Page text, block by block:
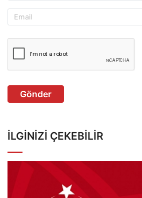
Gönder
İLGINIZI ÇEKEBILIR